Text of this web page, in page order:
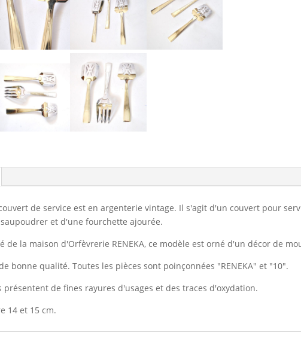
de service est en argenterie vintage. Il s'agit d'un couvert pour
et d'une fourchette ajourée.
de la maison d'Orfèvrerie RENEKA, ce modèle est orné d'un décor de
bonne qualité. Toutes les pièces sont poinçonnées "RENEKA" et "10".
présentent de fines rayures d'usages et des traces d'oxydation.
14 et 15 cm.